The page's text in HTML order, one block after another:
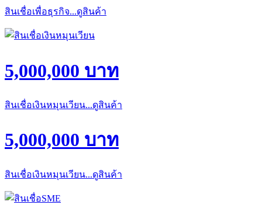
สินเชื่อเพื่อธุรกิจ...ดูสินค้า
5,000,000 บาท
สินเชื่อเงินหมุนเวียน...ดูสินค้า
5,000,000 บาท
สินเชื่อเงินหมุนเวียน...ดูสินค้า